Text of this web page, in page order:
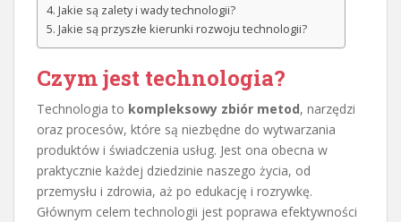
Jakie są zalety i wady technologii?
Jakie są przyszłe kierunki rozwoju technologii?
Czym jest technologia?
Technologia to kompleksowy zbiór metod, narzędzi
oraz procesów, które są niezbędne do wytwarzania
produktów i świadczenia usług. Jest ona obecna w
praktycznie każdej dziedzinie naszego życia, od
przemysłu i zdrowia, aż po edukację i rozrywkę.
Głównym celem technologii jest poprawa efektywności